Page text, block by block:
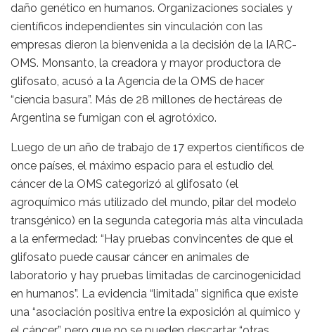
daño genético en humanos. Organizaciones sociales y
científicos independientes sin vinculación con las
empresas dieron la bienvenida a la decisión de la IARC-
OMS. Monsanto, la creadora y mayor productora de
glifosato, acusó a la Agencia de la OMS de hacer
“ciencia basura”. Más de 28 millones de hectáreas de
Argentina se fumigan con el agrotóxico.
Luego de un año de trabajo de 17 expertos científicos de
once países, el máximo espacio para el estudio del
cáncer de la OMS categorizó al glifosato (el
agroquímico más utilizado del mundo, pilar del modelo
transgénico) en la segunda categoría más alta vinculada
a la enfermedad: “Hay pruebas convincentes de que el
glifosato puede causar cáncer en animales de
laboratorio y hay pruebas limitadas de carcinogenicidad
en humanos”. La evidencia “limitada” significa que existe
una “asociación positiva entre la exposición al químico y